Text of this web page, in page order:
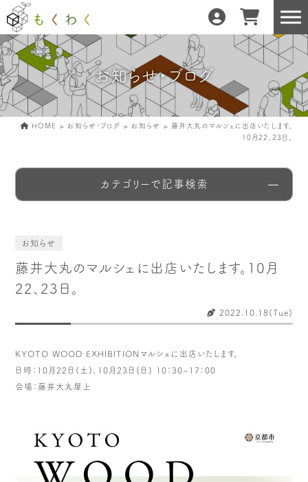
もくわくだけの特徴 地域の職人の手仕事で
どんな暮らしにもフィット 森と暮らしを環る
産地との相性診断
お知らせ
もくわく的 わくわく暮らし
出店情報！ メディア掲載＆プレスリリース
全て見る
お知らせ・ブログ
HOME » お知らせ・ブログ » お知らせ »
藤井大丸のマルシェに出店いたします。
10月22、23日。
カテゴリーで記事検索
お知らせ
藤井大丸のマルシェに出店いたします。10月
22、23日。
2022.10.18(Tue)
KYOTO WOOD EXHIBITIONマルシェに出店いたします。
日時：10月22日(土)、10月23日(日) 10：30~17：00
会場：藤井大丸屋上